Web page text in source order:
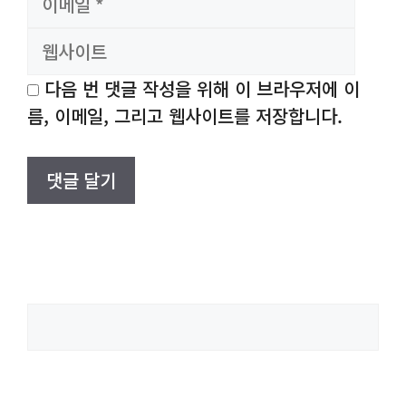
트
다음 번 댓글 작성을 위해 이 브라우저에 이
름, 이메일, 그리고 웹사이트를 저장합니다.